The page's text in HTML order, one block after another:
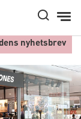
nyhetsbrev